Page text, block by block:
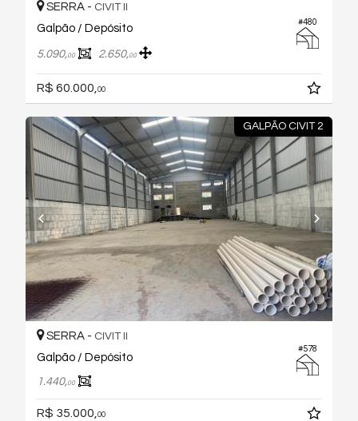
#480
SERRA - CIVIT II
Galpão / Depósito
5.090,00 2.650,00
R$ 60.000, 00
GALPÃO CIVIT 2
#578
SERRA - CIVIT II
Galpão / Depósito
1.440,00
R$ 35.000,00